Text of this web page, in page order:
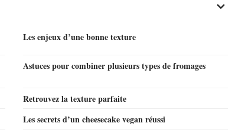
Les enjeux d’une bonne texture
Astuces pour combiner plusieurs types de fromages
Retrouvez la texture parfaite
Les secrets d’un cheesecake vegan réussi